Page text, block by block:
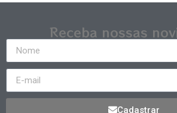
Receba nossas
Cadastrar